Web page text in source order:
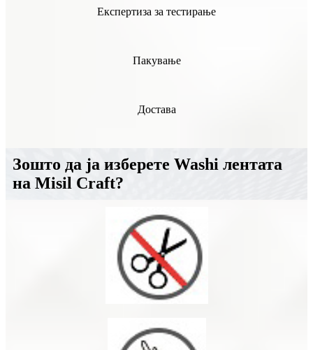
Експертиза за тестирање
Пакување
Достава
Зошто да ја изберете Washi лентата
на Misil Craft?